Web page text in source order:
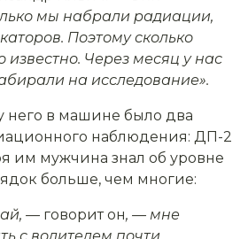
мы набрали радиации,
Поэтому сколько
Через месяц у нас
на исследование».
него в машине было два
наблюдения: ДП-2
им мужчина знал об уровне
больше, чем многие:
— говорит он, — мне
с водителем почти